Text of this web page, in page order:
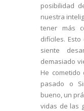
posibilidad
nuestra
tener más
difíciles.
siente
demasiado
He cometido
pasado o
bueno, un
vidas de las